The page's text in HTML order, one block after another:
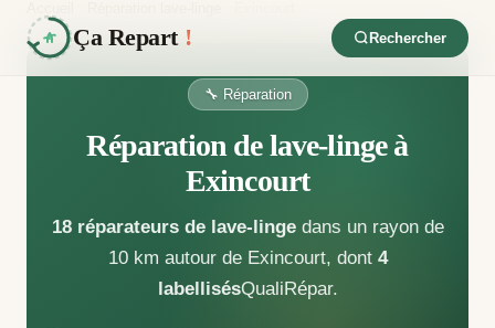
Ça Repart! Rechercher
🔧 Réparation
Réparation de lave-linge à
Exincourt
18 réparateurs de lave-lingedans un rayon de
10 km autour de Exincourt, dont 4
labellisésQualiRépar.